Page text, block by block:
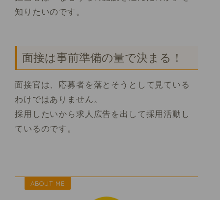
知りたいのです。
面接は事前準備の量で決まる！
面接官は、応募者を落とそうとして見ている
わけではありません。
採用したいから求人広告を出して採用活動し
ているのです。
ABOUT ME